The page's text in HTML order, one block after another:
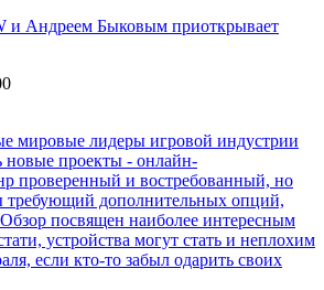
и Андреем Быковым приоткрывает
мировые лидеры игровой индустрии
новые проекты - онлайн-
проверенный и востребованный, но
требующий дополнительных опций,
посвящен наиболее интересным
устройства могут стать и неплохим
если кто-то забыл одарить своих